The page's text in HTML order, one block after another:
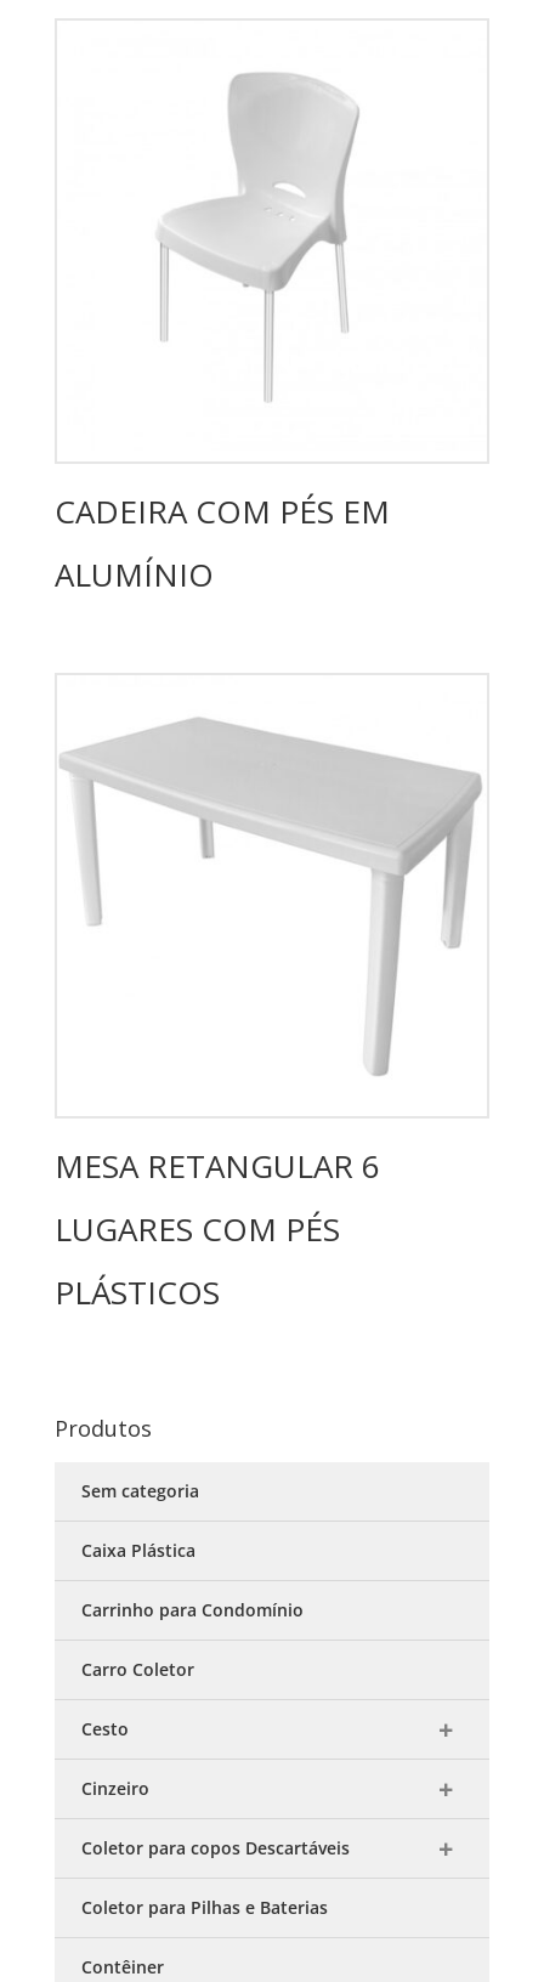
CADEIRA COM PÉS EM
ALUMÍNIO
MESA RETANGULAR 6
LUGARES COM PÉS
PLÁSTICOS
Produtos
Sem categoria
Caixa Plástica
Carrinho para Condomínio
Carro Coletor
Cesto
Cinzeiro
Coletor para copos Descartáveis
Coletor para Pilhas e Baterias
Contêiner